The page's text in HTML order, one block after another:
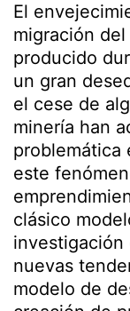
El
migración
producido
un gran
el cese de
minería han
problemática
este
clásico
investigación
nuevas
modelo de